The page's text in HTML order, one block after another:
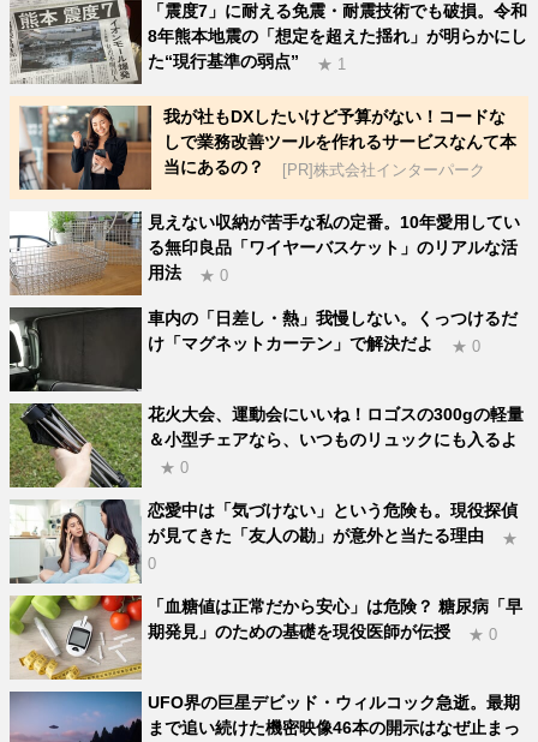
「震度7」に耐える免震・耐震技術でも破損。令和
8年熊本地震の「想定を超えた揺れ」が明らかにし
た“現行基準の弱点”
★ 1
我が社もDXしたいけど予算がない！コードな
しで業務改善ツールを作れるサービスなんて本
当にあるの？
[PR]株式会社インターパーク
見えない収納が苦手な私の定番。10年愛用してい
る無印良品「ワイヤーバスケット」のリアルな活
用法
★ 0
車内の「日差し・熱」我慢しない。くっつけるだ
け「マグネットカーテン」で解決だよ
★ 0
花火大会、運動会にいいね！ロゴスの300gの軽量
＆小型チェアなら、いつものリュックにも入るよ
★ 0
恋愛中は「気づけない」という危険も。現役探偵
が見てきた「友人の勘」が意外と当たる理由
★
0
「血糖値は正常だから安心」は危険？ 糖尿病「早
期発見」のための基礎を現役医師が伝授
★ 0
UFO界の巨星デビッド・ウィルコック急逝。最期
まで追い続けた機密映像46本の開示はなぜ止まっ